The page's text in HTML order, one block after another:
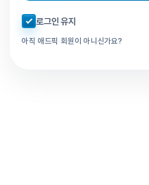
자동로그인 체크
로그인 유지
아직 애드픽 회원이 아니신가요?